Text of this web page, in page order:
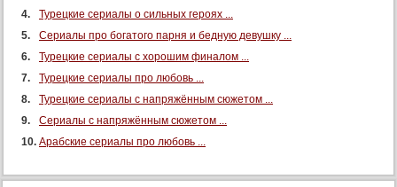
Турецкие сериалы о сильных героях ...
Сериалы про богатого парня и бедную девушку ...
Турецкие сериалы с хорошим финалом ...
Турецкие сериалы про любовь ...
Турецкие сериалы с напряжённым сюжетом ...
Сериалы с напряжённым сюжетом ...
Арабские сериалы про любовь ...